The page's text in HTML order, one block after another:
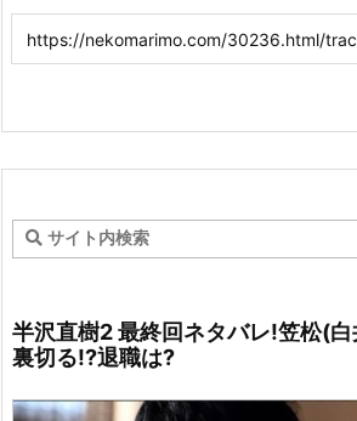
半沢直樹2 最終回ネタバレ!笠松(
裏切る!?退職は?